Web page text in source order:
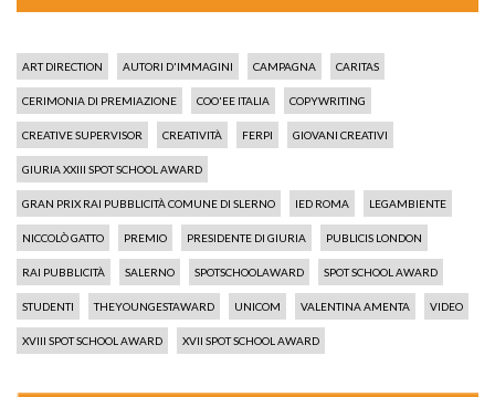
ART DIRECTION AUTORI D'IMMAGINI CAMPAGNA CARITAS
CERIMONIA DI PREMIAZIONE COO'EE ITALIA COPYWRITING
CREATIVE SUPERVISOR CREATIVITÀ FERPI GIOVANI CREATIVI
GIURIA XXIII SPOT SCHOOL AWARD
GRAN PRIX RAI PUBBLICITÀ COMUNE DI SLERNO IED ROMA LEGAMBIENTE
NICCOLÒ GATTO PREMIO PRESIDENTE DI GIURIA PUBLICIS LONDON
RAI PUBBLICITÀ SALERNO SPOTSCHOOLAWARD SPOT SCHOOL AWARD
STUDENTI THEYOUNGESTAWARD UNICOM VALENTINA AMENTA VIDEO
XVIII SPOT SCHOOL AWARD XVII SPOT SCHOOL AWARD